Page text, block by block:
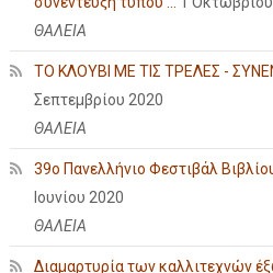
ΘΑΛΕΙΑ
ΤΟ ΚΛΟΥΒΙ ΜΕ ΤΙΣ ΤΡΕΛΕΣ -
Σεπτεμβρίου 2020
ΘΑΛΕΙΑ
39ο Πανελλήνιο Φεστιβάλ
Ιουνίου 2020
ΘΑΛΕΙΑ
Διαμαρτυρία των καλλιτεχνών